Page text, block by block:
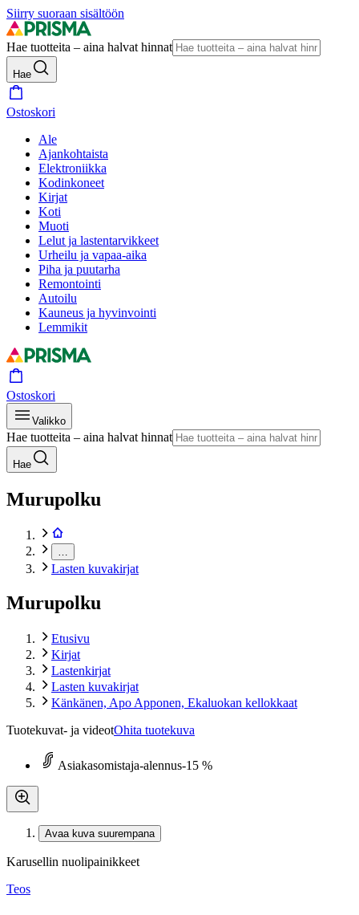
Siirry suoraan sisältöön
Hae tuotteita – aina halvat hinnat
Hae
Ostoskori
Ale
Ajankohtaista
Elektroniikka
Kodinkoneet
Kirjat
Koti
Muoti
Lelut ja lastentarvikkeet
Urheilu ja vapaa-aika
Piha ja puutarha
Remontointi
Autoilu
Kauneus ja hyvinvointi
Lemmikit
Ostoskori
Valikko
Hae tuotteita – aina halvat hinnat
Hae
Murupolku
Lasten kuvakirjat
Murupolku
Etusivu
Kirjat
Lastenkirjat
Lasten kuvakirjat
Känkänen, Apo Apponen, Ekaluokan kellokkaat
Tuotekuvat- ja videotOhita tuotekuva
Asiakasomistaja-alennus-15 %
Avaa kuva suurempana
Karusellin nuolipainikkeet
Teos